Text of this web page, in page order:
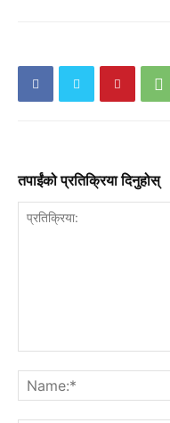
तपाईंको प्रतिक्रिया दिनुहोस्